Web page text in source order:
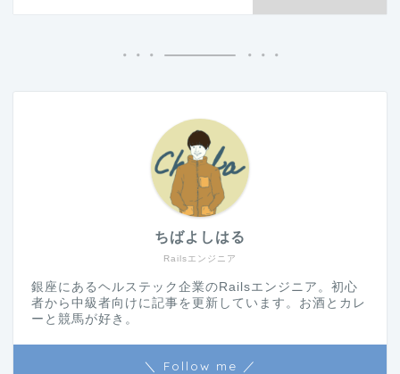
Railsエンジニア
ちばよしはる
銀座にあるヘルステック企業のRailsエンジニア。初心
者から中級者向けに記事を更新しています。お酒とカレ
ーと競馬が好き。
＼ Follow me ／